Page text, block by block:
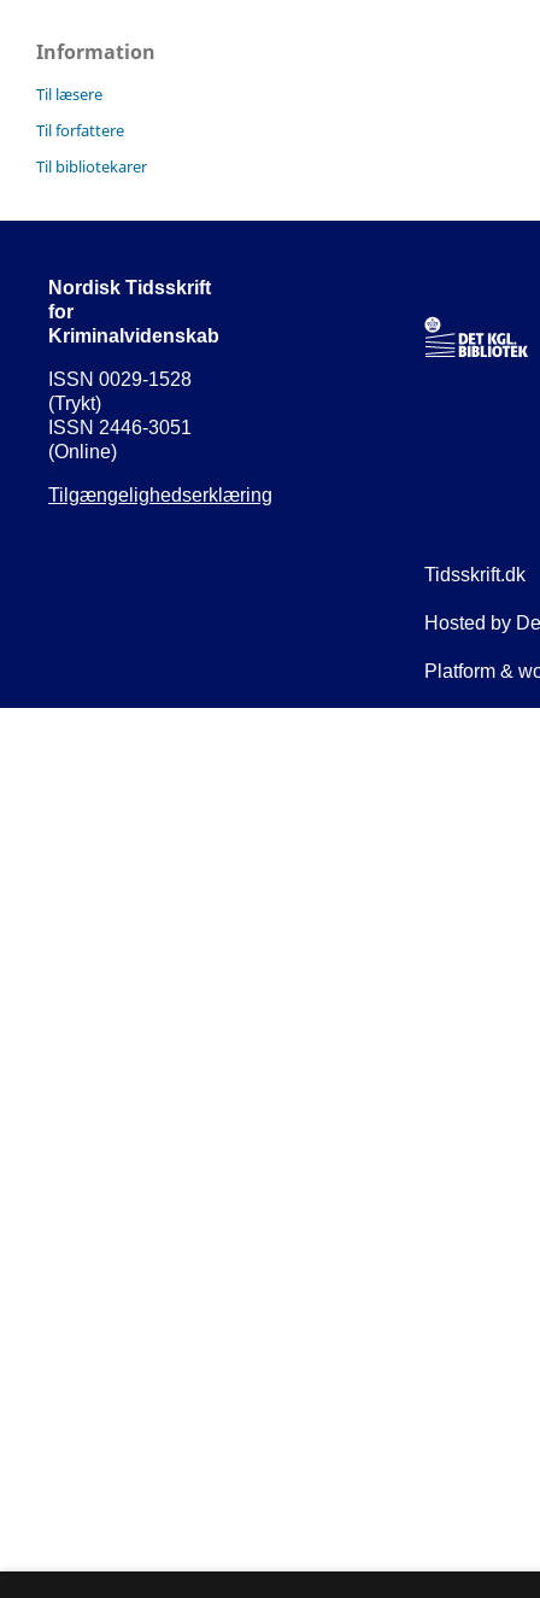
Information
Til læsere
Til forfattere
Til bibliotekarer
Nordisk Tidsskrift
for
Kriminalvidenskab
ISSN 0029-1528
(Trykt)
ISSN 2446-3051
(Online)
Tilgængelighedserklæring